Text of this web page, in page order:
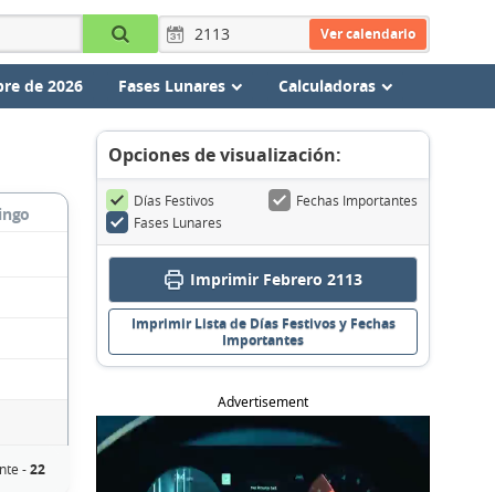
Ver calendario
de 2026 Fases Lunares Calculadoras
-22
Opciones de visualización:
Días Festivos
Fechas Importantes
Fases Lunares
Imprimir Febrero 2113
Imprimir Lista de Días Festivos y Fechas
Importantes
Advertisement